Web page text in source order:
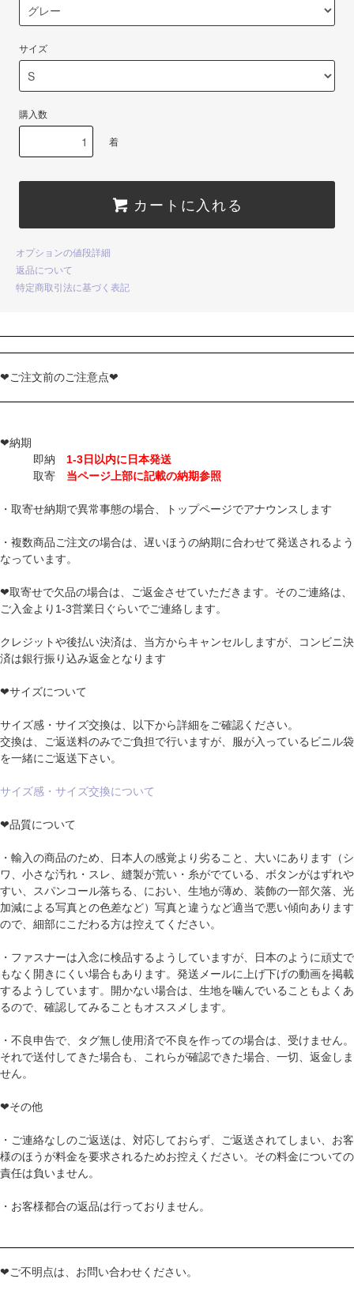
サイズ
購入数
着
カートに入れる
オプションの値段詳細
返品について
特定商取引法に基づく表記
❤ご注文前のご注意点❤
❤納期
即納 1-3日以内に日本発送
取寄 当ページ上部に記載の納期参照
・取寄せ納期で異常事態の場合、トップページでアナウンスします
・複数商品ご注文の場合は、遅いほうの納期に合わせて発送されるよう
なっています。
❤取寄せで欠品の場合は、ご返金させていただきます。そのご連絡は、
ご入金より1-3営業日ぐらいでご連絡します。
クレジットや後払い決済は、当方からキャンセルしますが、コンビニ決
済は銀行振り込み返金となります
❤サイズについて
サイズ感・サイズ交換は、以下から詳細をご確認ください。
交換は、ご返送料のみでご負担で行いますが、服が入っているビニル袋
を一緒にご返送下さい。
サイズ感・サイズ交換について
❤品質について
・輸入の商品のため、日本人の感覚より劣ること、大いにあります（シ
ワ、小さな汚れ・スレ、縫製が荒い・糸がでている、ボタンがはずれや
すい、スパンコール落ちる、におい、生地が薄め、装飾の一部欠落、光
加減による写真との色差など）写真と違うなど適当で悪い傾向あります
ので、細部にこだわる方は控えてください。
・ファスナーは入念に検品するようしていますが、日本のように頑丈で
もなく開きにくい場合もあります。発送メールに上げ下げの動画を掲載
するようしています。開かない場合は、生地を噛んでいることもよくあ
るので、確認してみることもオススメします。
・不良申告で、タグ無し使用済で不良を作っての場合は、受けません。
それで送付してきた場合も、これらが確認できた場合、一切、返金しま
せん。
❤その他
・ご連絡なしのご返送は、対応しておらず、ご返送されてしまい、お客
様のほうが料金を要求されるためお控えください。その料金についての
責任は負いません。
・お客様都合の返品は行っておりません。
❤ご不明点は、お問い合わせください。